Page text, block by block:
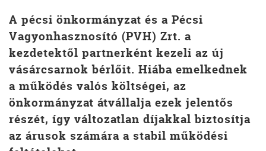
A pécsi önkormányzat és a Pécsi
Vagyonhasznosító (PVH) Zrt. a
kezdetektől partnerként kezeli az új
vásárcsarnok bérlőit. Hiába emelkednek
a működés valós költségei, az
önkormányzat átvállalja ezek jelentős
részét, így változatlan díjakkal biztosítja
az árusok számára a stabil működési